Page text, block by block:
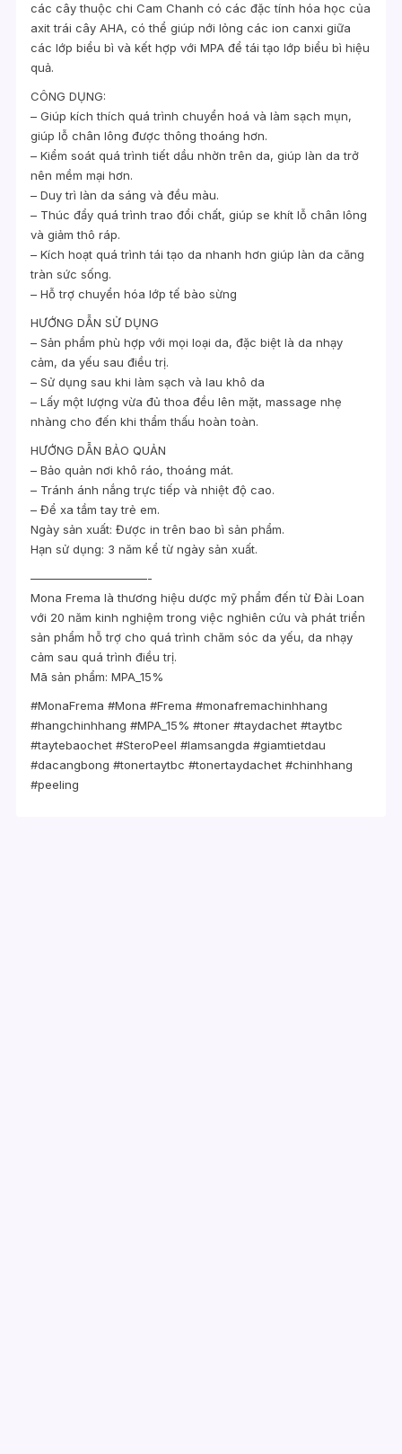
các cây thuộc chi Cam Chanh có các đặc tính hóa học của
axit trái cây AHA, có thể giúp nới lỏng các ion canxi giữa
các lớp biểu bì và kết hợp với MPA để tái tạo lớp biểu bì hiệu
quả.
CÔNG DỤNG:
– Giúp kích thích quá trình chuyển hoá và làm sạch mụn,
giúp lỗ chân lông được thông thoáng hơn.
– Kiểm soát quá trình tiết dầu nhờn trên da, giúp làn da trở
nên mềm mại hơn.
– Duy trì làn da sáng và đều màu.
– Thúc đẩy quá trình trao đổi chất, giúp se khít lỗ chân lông
và giảm thô ráp.
– Kích hoạt quá trình tái tạo da nhanh hơn giúp làn da căng
tràn sức sống.
– Hỗ trợ chuyển hóa lớp tế bào sừng
HƯỚNG DẪN SỬ DỤNG
– Sản phẩm phù hợp với mọi loại da, đặc biệt là da nhạy
cảm, da yếu sau điều trị.
– Sử dụng sau khi làm sạch và lau khô da
– Lấy một lượng vừa đủ thoa đều lên mặt, massage nhẹ
nhàng cho đến khi thẩm thấu hoàn toàn.
HƯỚNG DẪN BẢO QUẢN
– Bảo quản nơi khô ráo, thoáng mát.
– Tránh ánh nắng trực tiếp và nhiệt độ cao.
– Để xa tầm tay trẻ em.
Ngày sản xuất: Được in trên bao bì sản phẩm.
Hạn sử dụng: 3 năm kể từ ngày sản xuất.
——————————-
Mona Frema là thương hiệu dược mỹ phẩm đến từ Đài Loan
với 20 năm kinh nghiệm trong việc nghiên cứu và phát triển
sản phẩm hỗ trợ cho quá trình chăm sóc da yếu, da nhạy
cảm sau quá trình điều trị.
Mã sản phẩm: MPA_15%
#MonaFrema #Mona #Frema #monafremachinhhang
#hangchinhhang #MPA_15% #toner #taydachet #taytbc
#taytebaochet #SteroPeel #lamsangda #giamtietdau
#dacangbong #tonertaytbc #tonertaydachet #chinhhang
#peeling